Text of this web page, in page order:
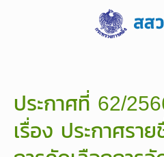
ประกาศที่ 62/
เรื่อง ประกาศรา